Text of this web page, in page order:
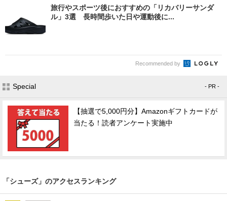
旅行やスポーツ後におすすめの「リカバリーサンダ
ル」3選 長時間歩いた日や運動後に...
Recommended by
Special - PR -
【抽選で5,000円分】Amazonギフトカードが
当たる！読者アンケート実施中
「シューズ」のアクセスランキング